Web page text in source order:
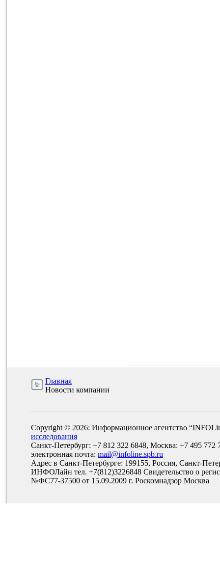
Главная
Новости компании
Copyright © 2026: Информационное агентство
исследования
Санкт-Петербург: +7 812 322 6848, Москва: +7 495 772
электронная почта: mail@infoline.spb.ru
Адрес в Санкт-Петербурге: 199155, Россия, Санкт-
ИНФОЛайн тел. +7(812)3226848 Свидетельство о
№ФС77-37500 от 15.09.2009 г. Роскомнадзор Москва